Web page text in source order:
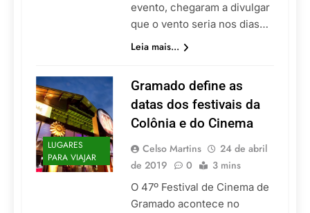
evento, chegaram a divulgar
que o vento seria nos dias…
Leia mais...
LUGARES
PARA VIAJAR
Gramado define as
datas dos festivais da
Colônia e do Cinema
Celso Martins
24 de abril
de 2019
0 3 mins
O 47º Festival de Cinema de
Gramado acontece no